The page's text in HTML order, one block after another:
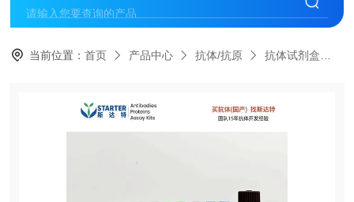
当前位置：首页 产品中心 抗体/抗原 抗体试剂盒